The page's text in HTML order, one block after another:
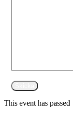
This event has passed